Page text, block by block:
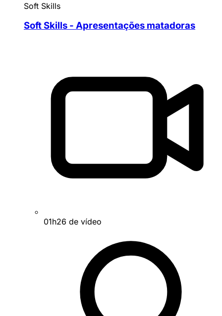
Soft Skills
Soft Skills - Apresentações matadoras
01h26 de vídeo